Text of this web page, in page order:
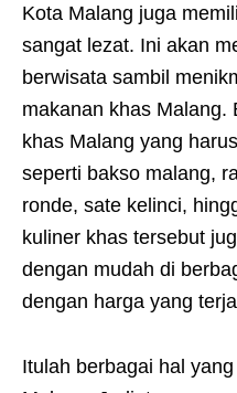
Kota Malang juga
sangat lezat. Ini akan
berwisata sambil
makanan khas Malang.
khas Malang yang
seperti bakso malang,
ronde, sate kelinci,
kuliner khas tersebut
dengan mudah di
dengan harga yang
Itulah berbagai hal